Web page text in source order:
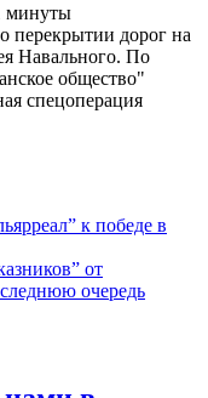
минуты
перекрытии дорог на
Навального. По
общество"
спецоперация
к победе в
от
очередь